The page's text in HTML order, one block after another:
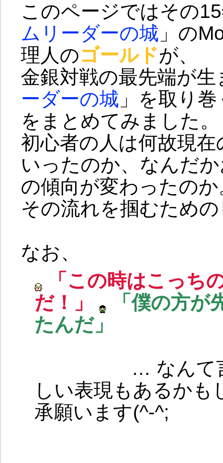
このページではその
ムリーダーの城 」の
理人のゴールドが、
金銀対戦の最先端が
ーダーの城 」を取り
をまとめてみました。
初心者の人は何故現
いったのか、なんだ
の傾向が変わったのか
その流れを掴むため
なお、
「この時はこっち
だ！」
「僕の方が
たんだ」
… なんて言い
しい表現もあるかも
承願います(^-^;